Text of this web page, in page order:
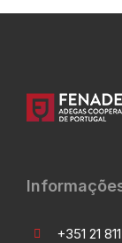
+351 21